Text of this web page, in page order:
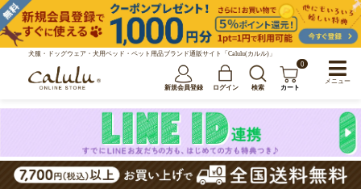
犬服・ドッグウェア・犬用ベッド・ペット用品ブランド通販サイト「Calulu(カルル)」
新規会員登録 ログイン 検索
0
カート
メニュー